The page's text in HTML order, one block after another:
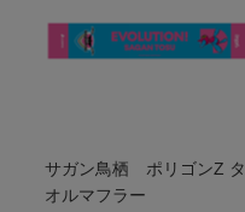
サガン鳥栖 ポリゴンZ タ
オルマフラー